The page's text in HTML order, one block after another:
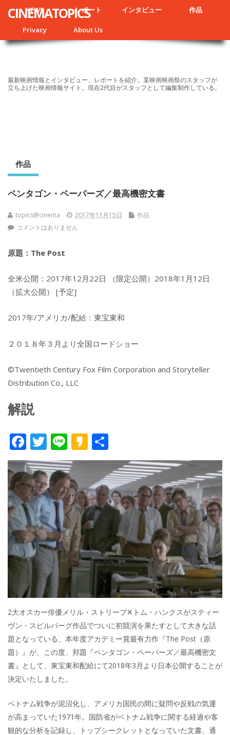
NEWS レポート インタビュー 作品
Privacy About Us
CINEMATOPICS
最新映画情報とインタビュー、レポートを紹介。某映画映画祭のスタッフが
立ち上げた映画情報サイト。現在2代目がスタッフとして編集制作している。
作品
​ペンタゴン・ペーパーズ／​最高機密文書
topics@cinema 2017年11月15日
作品
コメントはありません
原題：The ​Post
全米公開：2017年12月22日 （限定公開）2018年1月12日
（拡大公開） [予定]
2017年/アメリカ/配給：東宝東和
２０１８年３月より全国ロードショー
©Twentieth Century Fox Film Corporation and Storyteller
Distribution Co., LLC
解説
F
ac
e
b
o
o
k
T
w
itt
er
Li
n
e
K
a
k
a
o
有
2大オスカー俳優メリル・ストリープ✕トム・ハンクスがスティー
ヴン・スピルバーグ作品でついに初競演を果たすとして大きな話
題となっている、本年度アカデミー賞最有力作『The Post（原
題）』が、この度、邦題『ペンタゴン・ペーパーズ／最高機密文
書』として、東宝東和配給にて2018年3月より日本公開することが
決定いたしました。
ベトナム戦争が泥沼化し、アメリカ国民の間に疑問や反戦の気運
が高まっていた1971年。国防省がベトナム戦争に関する経過や客
観的な分析を記録し、トップシークレットとなっていた文書、通